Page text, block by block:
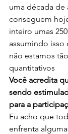
uma década de
conseguem
inteiro umas
assumindo isso
não estamos
quantitativos
Você acredita
sendo
para a
Eu acho que
enfrenta